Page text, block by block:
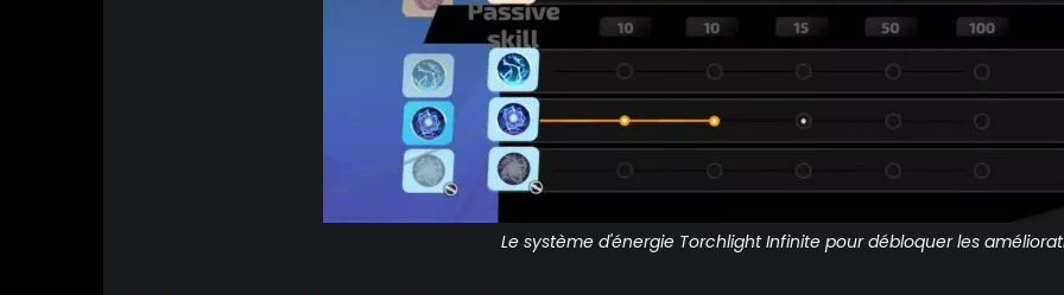
Le système d'énergie Torchlight Infinite pour débloquer les